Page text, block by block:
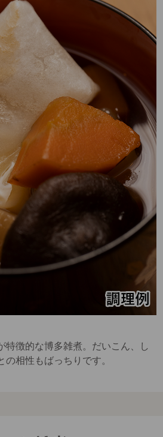
特徴的な博多雑煮。だいこん、し
相性もばっちりです。